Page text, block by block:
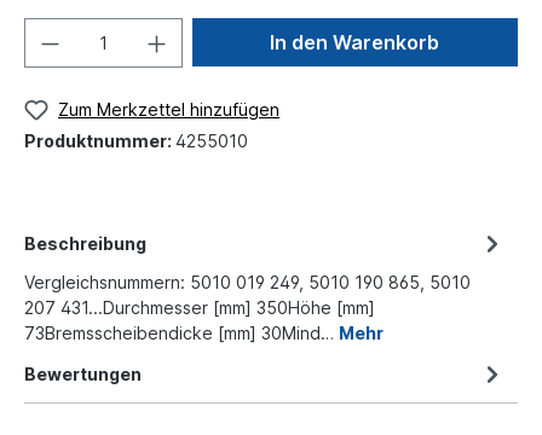
In den Warenkorb
Zum Merkzettel hinzufügen
Produktnummer: 4255010
Beschreibung
Vergleichsnummern: 5010 019 249, 5010 190 865, 5010
207 431...Durchmesser [mm] 350Höhe [mm]
73Bremsscheibendicke [mm] 30Mind… Mehr
Bewertungen